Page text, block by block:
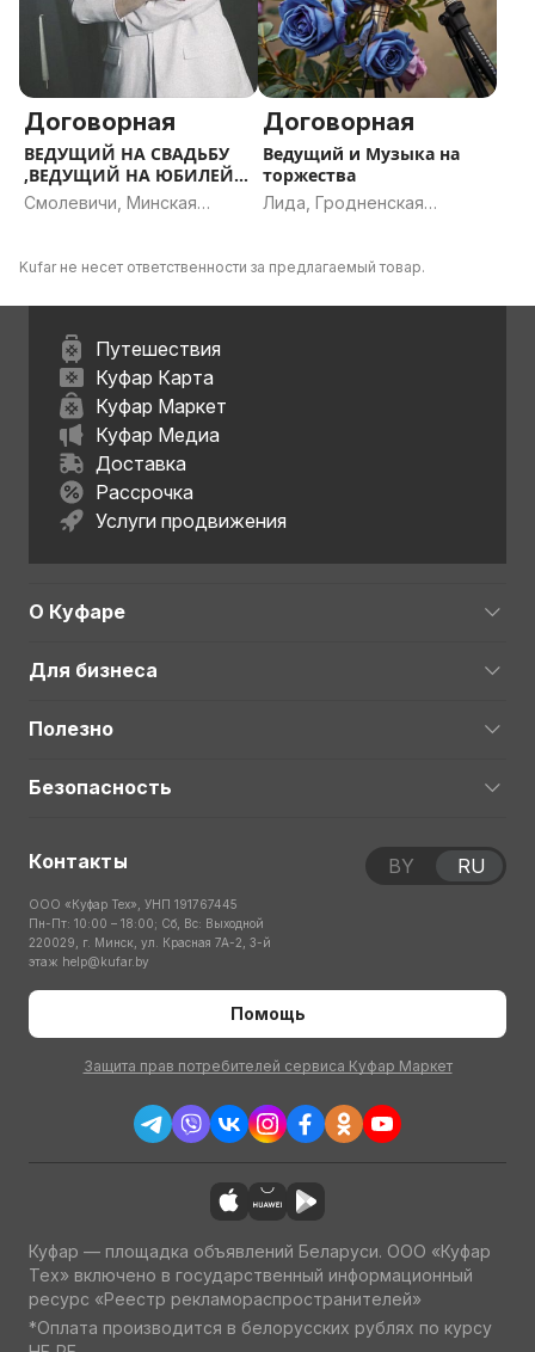
Договорная
ВЕДУЩИЙ НА СВАДЬБУ
,ВЕДУЩИЙ НА ЮБИЛЕЙ
,ВЕДУЩИЙ НА День
рождения,ведущий на
Смолевичи, Минская
Договорная
Ведущий и Музыка на
торжества
Лида, Гродненская
Kufar не несет ответственности за предлагаемый товар.
Путешествия
Куфар Карта
Куфар Маркет
Куфар Медиа
Доставка
Рассрочка
Услуги продвижения
О Куфаре
Для бизнеса
Полезно
Безопасность
Контакты
ООО «Куфар Тех», УНП 191767445
Пн-Пт: 10:00 – 18:00; Сб, Вс: Выходной
220029, г. Минск, ул. Красная 7А-2, 3-й
этаж help@kufar.by
Помощь
Защита прав потребителей сервиса Куфар Маркет
BY RU
Куфар — площадка объявлений Беларуси. ООО «Куфар
Тех» включено в государственный информационный
ресурс «Реестр рекламораспространителей»
*Оплата производится в белорусских рублях по курсу